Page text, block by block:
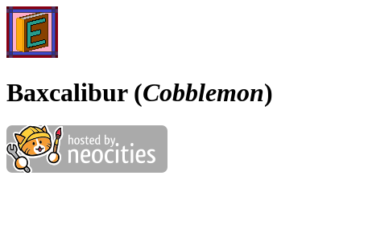
Baxcalibur (Cobblemon)